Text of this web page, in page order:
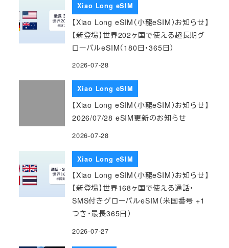
Xiao Long eSIM
【Xiao Long eSIM（小龍eSIM）お知らせ】
【新登場】世界202ヶ国で使える超長期グ
ローバルeSIM（180日・365日）
2026-07-28
Xiao Long eSIM
【Xiao Long eSIM（小龍eSIM）お知らせ】
2026/07/28 eSIM更新のお知らせ
2026-07-28
Xiao Long eSIM
【Xiao Long eSIM（小龍eSIM）お知らせ】
【新登場】世界168ヶ国で使える通話・
SMS付きグローバルeSIM（米国番号 +1
つき・最長365日）
2026-07-27